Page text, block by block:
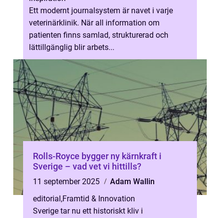
Ett modernt journalsystem är navet i varje
veterinärklinik. När all information om
patienten finns samlad, strukturerad och
lättillgänglig blir arbets...
Rolls-Royce bygger ny kärnkraft i
Sverige – vad vet vi hittills?
11 september 2025
Adam Wallin
editorial,Framtid & Innovation
Sverige tar nu ett historiskt kliv i